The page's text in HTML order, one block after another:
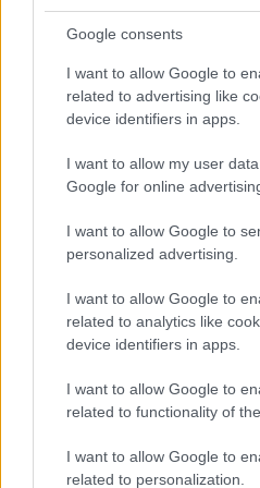
Google consents
I want to allow Google to
related to advertising like
device identifiers in apps.
I want to allow my user
Google for online
I want to allow Google to
personalized advertising.
I want to allow Google to
related to analytics like
device identifiers in apps.
I want to allow Google to
related to functionality of
I want to allow Google to
related to personalization.
345 356 7512
Notizie in
Entra nel
Ricevi le
Condividi l'articolo